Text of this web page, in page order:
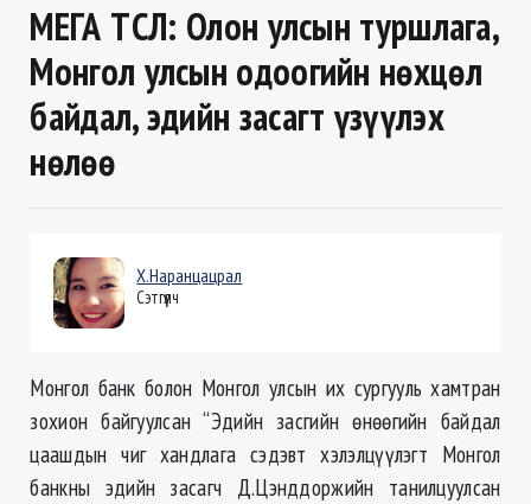
МЕГА ТӨСӨЛ: Олон улсын туршлага,
Монгол улсын одоогийн нөхцөл
байдал, эдийн засагт үзүүлэх
нөлөө
Х.Наранцацрал
Сэтгүүлч
Монгол банк болон Монгол улсын их сургууль хамтран
зохион байгуулсан “Эдийн засгийн өнөөгийн байдал
цаашдын чиг хандлага сэдэвт хэлэлцүүлэгт Монгол
банкны эдийн засагч Д.Цэнддоржийн танилцуулсан